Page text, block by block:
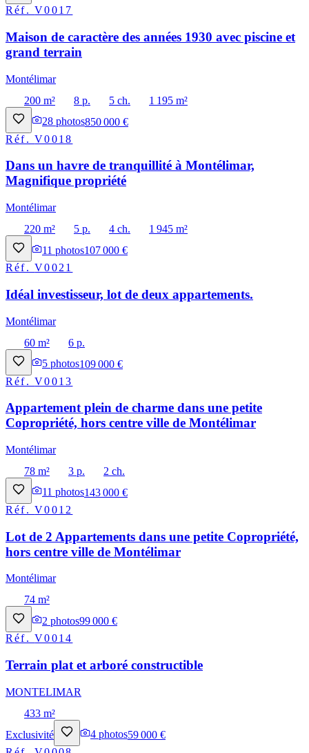
Réf.V0017
Maison de caractère des années 1930 avec piscine et
grand terrain
Montélimar
200 m²
8 p. 5 ch.
1 195 m²
28 photos850 000 €
Réf.V0018
Dans un havre de tranquillité à Montélimar,
Magnifique propriété
Montélimar
220 m²
5 p. 4 ch.
1 945 m²
11 photos107 000 €
Réf.V0021
Idéal investisseur, lot de deux appartements.
Montélimar
60 m²
6 p.
5 photos109 000 €
Réf.V0013
Appartement plein de charme dans une petite
Copropriété, hors centre ville de Montélimar
Montélimar
78 m²
3 p.
2 ch.
11 photos143 000 €
Réf.V0012
Lot de 2 Appartements dans une petite Copropriété,
hors centre ville de Montélimar
Montélimar
74 m²
2 photos99 000 €
Réf.V0014
Terrain plat et arboré constructible
MONTELIMAR
433 m²
Exclusivité
4 photos59 000 €